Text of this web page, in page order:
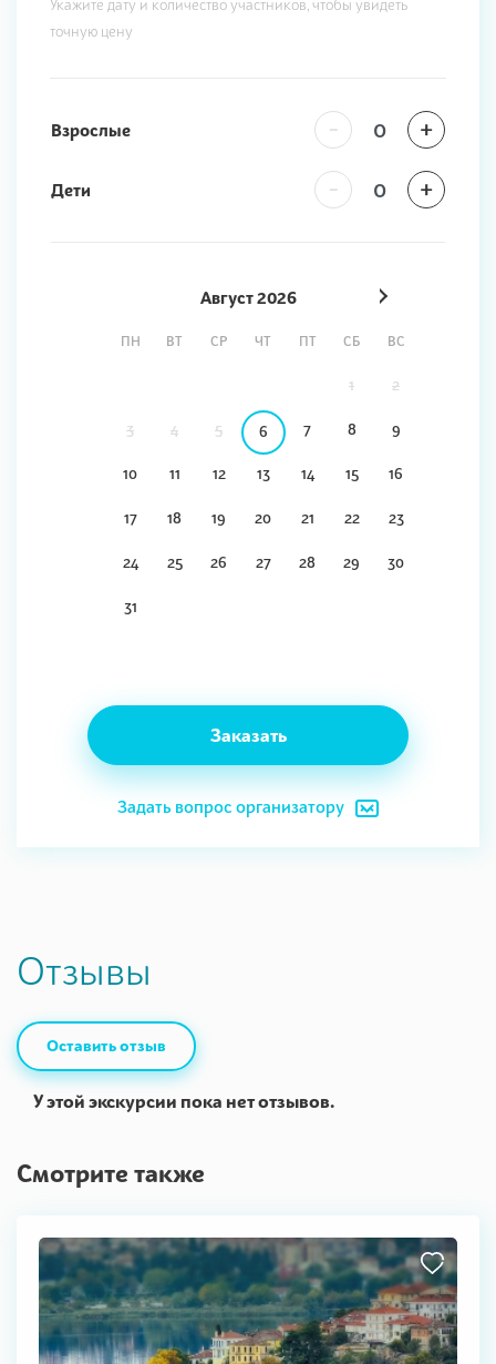
Укажите дату и количество участников, чтобы увидеть
точную цену
Взрослые - +
Дети - +
Август2026
ПН ВТ СР ЧТ ПТ СБ ВС
1 2
3 4 5 6 7 8 9
10 11 12 13 14 15 16
17 18 19 20 21 22 23
24 25 26 27 28 29 30
31
Заказать
Задать вопрос организатору
Отзывы
Оставить отзыв
У этой экскурсии пока нет отзывов.
Смотрите также